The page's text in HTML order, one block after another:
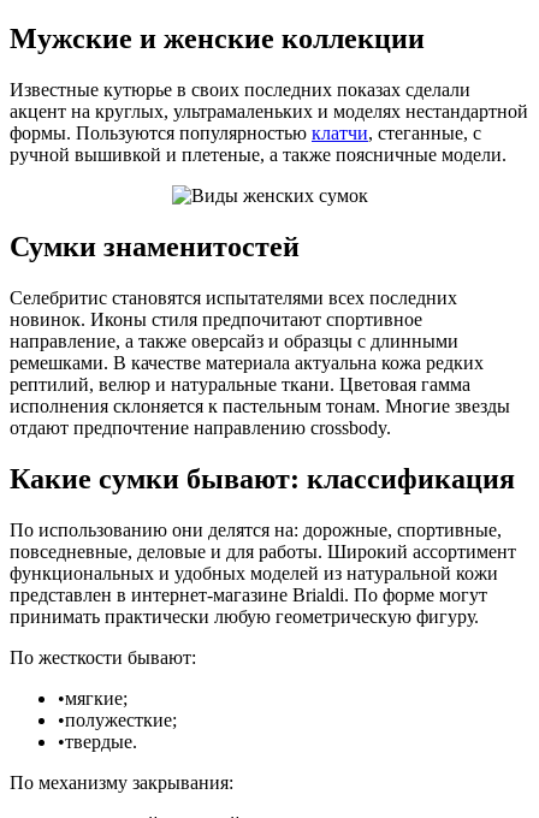
Мужские и женские коллекции
Известные кутюрье в своих последних показах сделали
акцент на круглых, ультрамаленьких и моделях нестандартной
формы. Пользуются популярностью клатчи, стеганные, с
ручной вышивкой и плетеные, а также поясничные модели.
Сумки знаменитостей
Селебритис становятся испытателями всех последних
новинок. Иконы стиля предпочитают спортивное
направление, а также оверсайз и образцы с длинными
ремешками. В качестве материала актуальна кожа редких
рептилий, велюр и натуральные ткани. Цветовая гамма
исполнения склоняется к пастельным тонам. Многие звезды
отдают предпочтение направлению crossbody.
Какие сумки бывают: классификация
По использованию они делятся на: дорожные, спортивные,
повседневные, деловые и для работы. Широкий ассортимент
функциональных и удобных моделей из натуральной кожи
представлен в интернет-магазине Brialdi. По форме могут
принимать практически любую геометрическую фигуру.
По жесткости бывают:
•мягкие;
•полужесткие;
•твердые.
По механизму закрывания: